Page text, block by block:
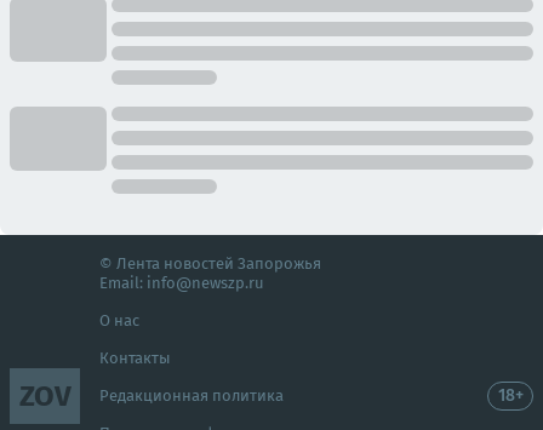
ZOV
© Лента новостей Запорожья
Email: info@newszp.ru
О нас
Контакты
Редакционная политика 18+